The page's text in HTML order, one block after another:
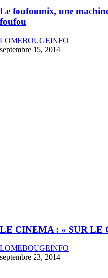
Le foufoumix, une
foufou
LOMEBOUGEINFO
septembre 15, 2014
LE CINEMA : « SUR LE
LOMEBOUGEINFO
septembre 23, 2014